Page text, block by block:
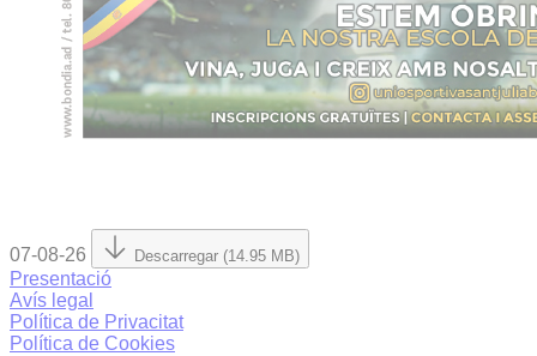
07-08-26 Descarregar (14.95 MB)
Presentació
Avís legal
Política de Privacitat
Política de Cookies